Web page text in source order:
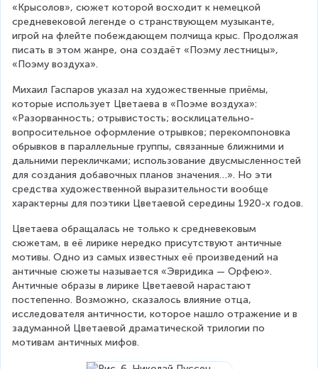
«Крысолов», сюжет которой восходит к немецкой
средневековой легенде о странствующем музыканте,
игрой на флейте побеждающем полчища крыс. Продолжая
писать в этом жанре, она создаёт «Поэму лестницы»,
«Поэму воздуха».
Михаил Гаспаров указал на художественные приёмы,
которые использует Цветаева в «Поэме воздуха»:
«Разорванность; отрывистость; восклицательно-
вопросительное оформление отрывков; перекомпоновка
обрывков в параллельные группы, связанные ближними и
дальними перекличками; использование двусмысленностей
для создания добавочных планов значения…». Но эти
средства художественной выразительности вообще
характерны для поэтики Цветаевой середины 1920-х годов.
Цветаева обращалась не только к средневековым
сюжетам, в её лирике нередко присутствуют античные
мотивы. Одно из самых известных её произведений на
античные сюжеты называется «Эвридика — Орфею».
Античные образы в лирике Цветаевой нарастают
постепенно. Возможно, сказалось влияние отца,
исследователя античности, которое нашло отражение и в
задуманной Цветаевой драматической трилогии по
мотивам античных мифов.